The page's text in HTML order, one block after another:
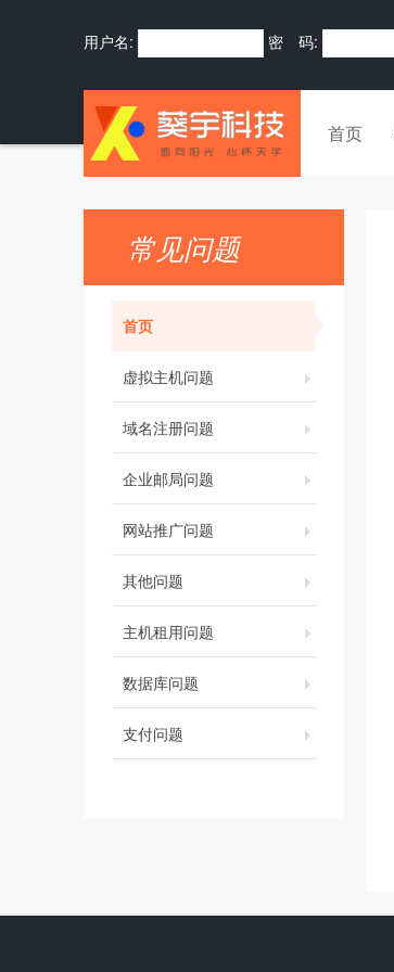
用户名: 密 码:
首页
常见问题
首页
虚拟主机问题
域名注册问题
企业邮局问题
网站推广问题
其他问题
主机租用问题
数据库问题
支付问题